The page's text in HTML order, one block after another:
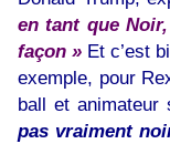
en tant que
façon » Et c’est
exemple, pour
ball et animateur
pas vraiment